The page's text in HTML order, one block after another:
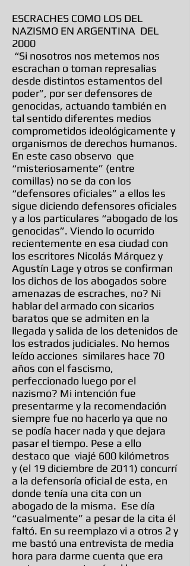
ESCRACHES COMO LOS DEL
NAZISMO EN ARGENTINA DEL
2000
“Si nosotros nos metemos nos
escrachan o toman represalias
desde distintos estamentos del
poder”, por ser defensores de
genocidas, actuando también en
tal sentido diferentes medios
comprometidos ideológicamente y
organismos de derechos humanos.
En este caso observo que
“misteriosamente” (entre
comillas) no se da con los
“defensores oficiales” a ellos les
sigue diciendo defensores oficiales
y a los particulares “abogado de los
genocidas”. Viendo lo ocurrido
recientemente en esa ciudad con
los escritores Nicolás Márquez y
Agustín Lage y otros se confirman
los dichos de los abogados sobre
amenazas de escraches, no? Ni
hablar del armado con sicarios
baratos que se admiten en la
llegada y salida de los detenidos de
los estrados judiciales. No hemos
leído acciones similares hace 70
años con el fascismo,
perfeccionado luego por el
nazismo? Mi intención fue
presentarme y la recomendación
siempre fue no hacerlo ya que no
se podía hacer nada y que dejara
pasar el tiempo. Pese a ello
destaco que viajé 600 kilómetros
y (el 19 diciembre de 2011) concurrí
a la defensoría oficial de esta, en
donde tenía una cita con un
abogado de la misma. Ese día
“casualmente” a pesar de la cita él
faltó. En su reemplazo vi a otros 2 y
me bastó una entrevista de media
hora para darme cuenta que era